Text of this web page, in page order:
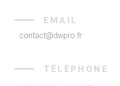
EMAIL
contact@dwpro.fr
TÉLÉPHONE